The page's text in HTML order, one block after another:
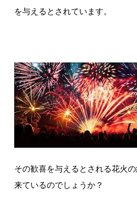
を与えるとされています。
その歓喜を与えるとされる花火
来ているのでしょうか？